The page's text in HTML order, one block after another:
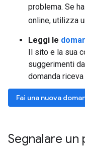
problema. Se
online, utilizza
Leggi le
Il sito e la sua
suggerimenti
domanda
Fai una nuova
Segnalare un